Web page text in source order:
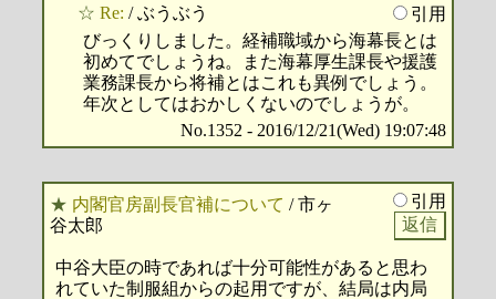
☆ Re: / ぶうぶう
引用
びっくりしました。経補職域から海幕長とは
初めてでしょうね。また海幕厚生課長や援護
業務課長から将補とはこれも異例でしょう。
年次としてはおかしくないのでしょうが。
No.1352 - 2016/12/21(Wed) 19:07:48
★ 内閣官房副長官補について / 市ヶ
谷太郎
引用
中谷大臣の時であれば十分可能性があると思わ
れていた制服組からの起用ですが、結局は内局